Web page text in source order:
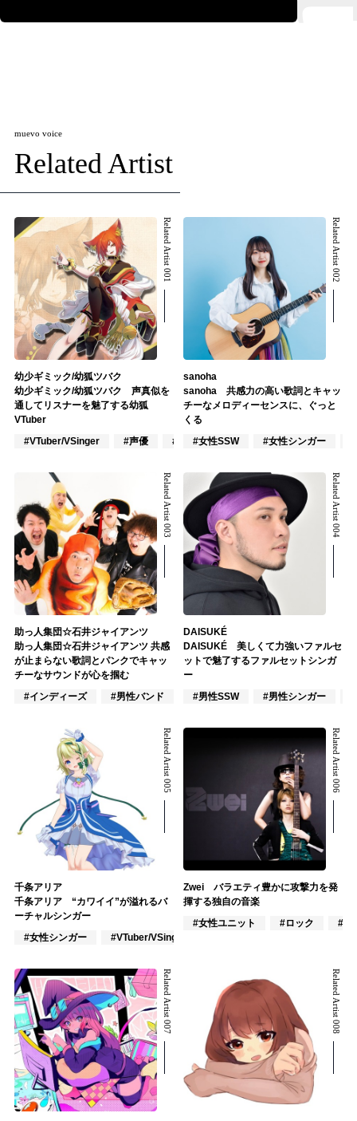
muevo voice
Related Artist
Related Artist 001
幼少ギミック/幼狐ツバク
幼少ギミック/幼狐ツバク 声真似を
通してリスナーを魅了する幼狐
VTuber
#VTuber/VSinger
#声優 #アニメ/ゲーム
Related Artist 002
sanoha
sanoha 共感力の高い歌詞とキャッ
チーなメロディーセンスに、ぐっと
くる
#女性SSW
#女性シンガー
Related Artist 003
助っ人集団☆石井ジャイアンツ
助っ人集団☆石井ジャイアンツ 共感
が止まらない歌詞とパンクでキャッ
チーなサウンドが心を掴む
#インディーズ
#男性バンド #ポップス
Related Artist 004
DAISUKÉ
DAISUKÉ 美しくて力強いファルセ
ットで魅了するファルセットシンガ
ー
#男性SSW
#男性シンガー
Related Artist 005
千条アリア
千条アリア “カワイイ”が溢れるバ
ーチャルシンガー
#女性シンガー
#VTuber/VSinger
Related Artist 006
Zwei バラエティ豊かに攻撃力を発
揮する独自の音楽
#女性ユニット
#ロック #J-
Related Artist 007 Related Artist 008